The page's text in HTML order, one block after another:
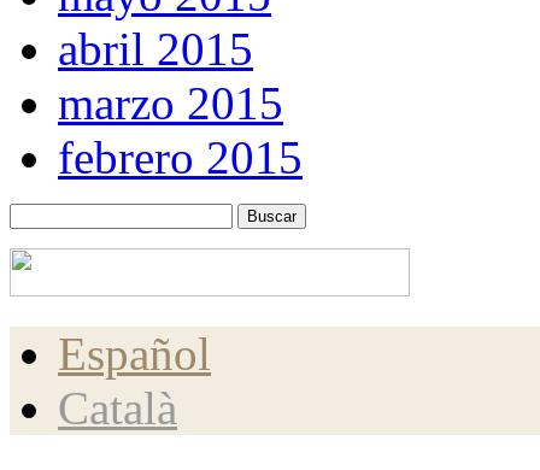
abril 2015
marzo 2015
febrero 2015
Español
Català